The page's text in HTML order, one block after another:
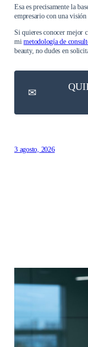
Esa es precisamente la
empresario con una
Si quieres conocer mejor
mimetodología de
beauty, no dudes en
✉︎
3 agosto, 2026